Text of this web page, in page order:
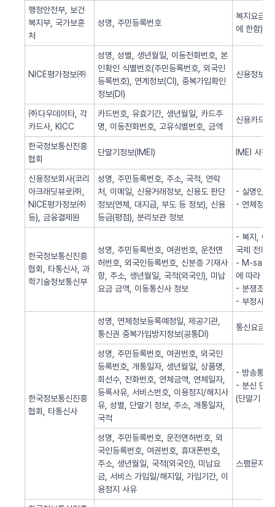
행정안전부, 보건
복지부, 국가보훈
처
성명, 주민등록번호
복지요금
에 한함)
NICE평가정보㈜
성명, 성별, 생년월일, 이동전화번호, 본
인확인 식별번호(주민등록번호, 외국인
등록번호), 연계정보(CI), 중복가입확인
정보(DI)
신용정보
㈜다우데이타, 각
카드사, KICC
카드번호, 유효기간, 생년월일, 카드주
명, 이동전화번호, 고유식별번호, 금액
신용카드
한국정보통신진흥
협회
단말기정보(IMEI) IMEI 사전
신용정보회사(코리
아크래딧뷰로㈜,
NICE평가정보㈜
등), 금융결제원
성명, 주민등록번호, 주소, 국적, 연락
처, 이메일, 신용거래정보, 신용도 판단
정보(연체, 대지급, 부도 등 정보), 신용
등급(평점), 분리보관 정보
- 실명인증
- 연체정보
한국정보통신진흥
협회, 타통신사, 과
학기술정보통신부
성명, 주민등록번호, 여권번호, 운전면
허번호, 외국인등록번호, 신분증 기재사
항, 주소, 생년월일, 국적(외국인), 미납
요금 금액, 이동통신사 정보
- 복지, 이
국제 전화
- M-safer
에 따라
- 분쟁조정
- 부정사용
한국정보통신진흥
협회, 타통신사
성명, 연체정보등록예정일, 제공기관,
통신권 중복가입방지정보(공통DI)
통신요금
성명, 주민등록번호, 여권번호, 외국인
등록번호, 개통일자, 생년월일, 상품명,
회선수, 전화번호, 연체금액, 연체일자,
등록사유, 서비스번호, 이용정지/해지사
유, 성별, 단말기 정보, 주소, 개통일자,
국적
- 방송통신
- 분신 단
(단말기 분
성명, 주민등록번호, 운전면허번호, 외
국인등록번호, 여권번호, 휴대폰번호,
주소, 생년월일, 국적(외국인), 미납요
금, 서비스 가입일/해지일, 가입기간, 이
용정지 사유
스팸문자